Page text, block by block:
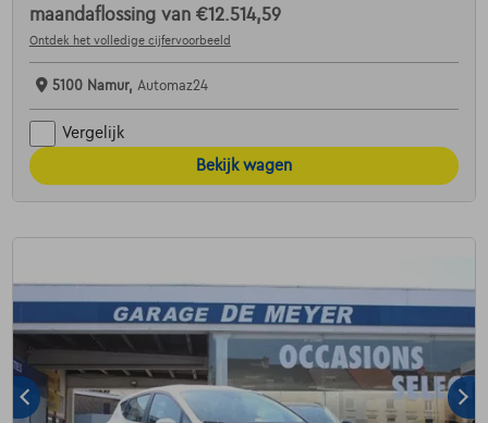
maandaflossing van €12.514,59
Ontdek het volledige cijfervoorbeeld
5100 Namur, Automaz24
Vergelijk
Bekijk wagen